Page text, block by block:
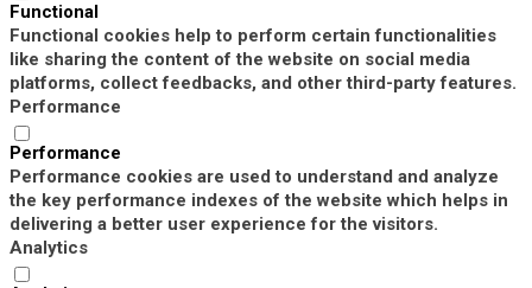
Functional
Functional cookies help to perform certain functionalities
like sharing the content of the website on social media
platforms, collect feedbacks, and other third-party features.
Performance
Performance
Performance cookies are used to understand and analyze
the key performance indexes of the website which helps in
delivering a better user experience for the visitors.
Analytics